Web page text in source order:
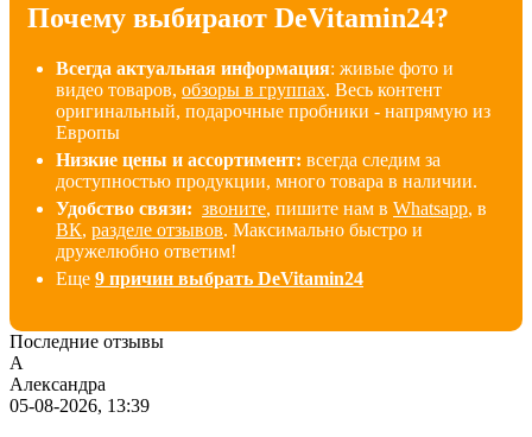
Почему выбирают DeVitamin24?
Всегда актуальная информация: живые фото и
видео товаров, обзоры в группах. Весь контент
оригинальный, подарочные пробники - напрямую из
Европы
Низкие цены и ассортимент: всегда следим за
доступностью продукции, много товара в наличии.
Удобство связи: звоните, пишите нам в Whatsapp, в
ВК, разделе отзывов. Максимально быстро и
дружелюбно ответим!
Еще 9 причин выбрать DeVitamin24
Последние отзывы
А
Александра
05-08-2026, 13:39